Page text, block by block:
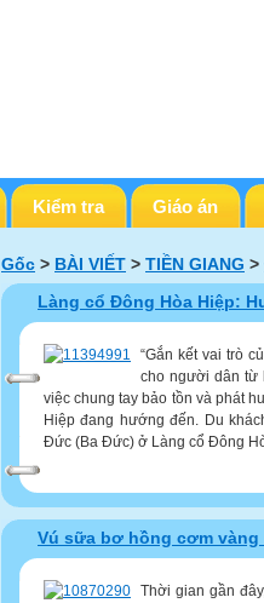
Kiểm tra Giáo án
Gốc > BÀI VIẾT > TIỀN GIANG >
Làng cổ Đông Hòa Hiệp:
“Gắn kết vai trò
cho người dân từ
việc chung tay bảo tồn và phát
Hiệp đang hướng đến. Du
Đức (Ba Đức) ở Làng cổ Đông
Vú sữa bơ hồng cơm vàng
Thời gian gần